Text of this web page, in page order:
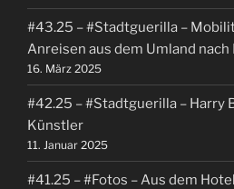
#43.25 – #Stadtguerilla –
Anreisen aus dem Umland nach
16. März 2025
#42.25 – #Stadtguerilla – Harry
Künstler
11. Januar 2025
#41.25 – #Fotos – Aus dem